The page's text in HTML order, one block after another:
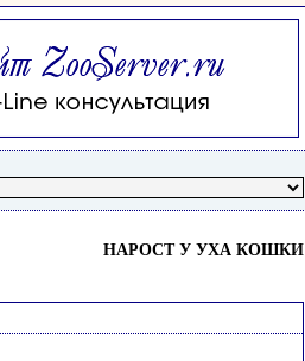
НАРОСТ У УХА КОШКИ